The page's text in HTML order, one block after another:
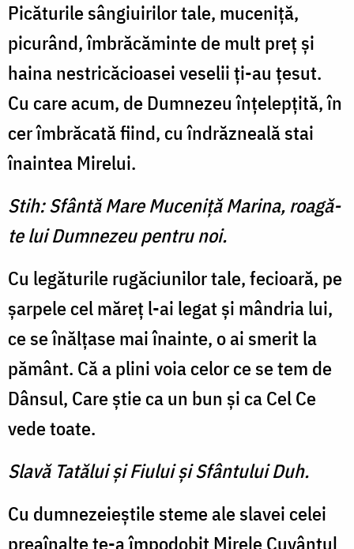
Picăturile sângiuirilor tale, muceniţă,
picurând, îmbrăcăminte de mult preţ şi
haina nestricăcioasei veselii ţi-au ţesut.
Cu care acum, de Dumnezeu înţelepţită, în
cer îmbrăcată fiind, cu îndrăzneală stai
înaintea Mirelui.
Stih: Sfântă Mare Muceniţă Marina, roagă-
te lui Dumnezeu pentru noi.
Cu legăturile rugăciunilor tale, fecioară, pe
şarpele cel măreţ l-ai legat şi mândria lui,
ce se înălţase mai înainte, o ai smerit la
pământ. Că a plini voia celor ce se tem de
Dânsul, Care ştie ca un bun şi ca Cel Ce
vede toate.
Slavă Tatălui şi Fiului şi Sfântului Duh.
Cu dumnezeieştile steme ale slavei celei
preaînalte te-a împodobit Mirele Cuvântul